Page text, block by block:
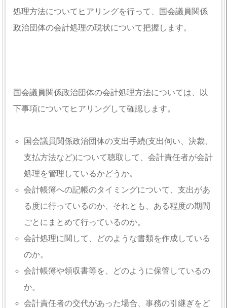
処理方法についてヒアリングを行って、国会議員関係
政治団体の会計処理の現状について把握します。
国会議員関係政治団体の会計処理方法については、以
下事項についてヒアリングして確認します。
国会議員関係政治団体の支出手続(支出伺い、決裁、
支払方法など)について聴取して、会計責任者が会計
処理を管理しているかどうか。
会計帳簿への記帳のタイミングについて、支出があ
る度に行っているのか、それとも、ある程度の期間
ごとにまとめて行っているのか。
会計処理に関して、どのような書類を作成している
のか。
会計帳簿や領収書等を、どのように保管しているの
か。
会計責任者の交代があった場合、事務の引継ぎをど